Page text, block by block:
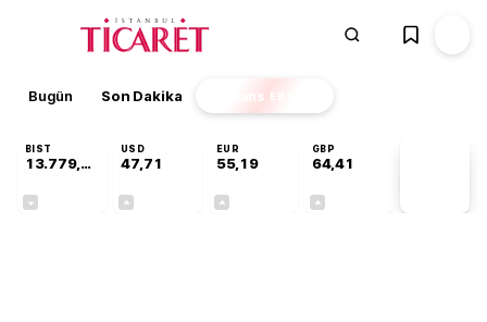
Bugün Son Dakika Finans EKSTRA
BIST
13.779,39
USD
47,71
EUR
55,19
GBP
64,41